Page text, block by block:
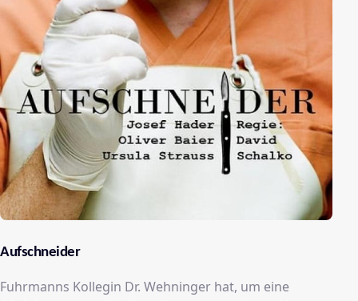
Aufschneider
Fuhrmanns Kollegin Dr. Wehninger hat, um eine